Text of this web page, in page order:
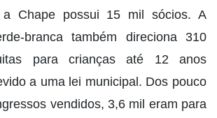
a Chape possui 15 mil sócios. A
branca também direciona 310
para crianças até 12 anos
a uma lei municipal. Dos pouco
vendidos, 3,6 mil eram para